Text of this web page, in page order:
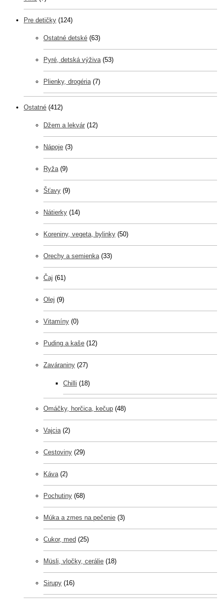
Pre detičky (124)
Ostatné detské (63)
Pyré, detská výživa (53)
Plienky, drogéria (7)
Ostatné (412)
Džem a lekvár (12)
Nápoje (3)
Ryža (9)
Šťavy (9)
Nátierky (14)
Koreniny, vegeta, bylinky (50)
Orechy a semienka (33)
Čaj (61)
Olej (9)
Vitamíny (0)
Puding a kaše (12)
Zaváraniny (27)
Chilli (18)
Omáčky, horčica, kečup (48)
Vajcia (2)
Cestoviny (29)
Káva (2)
Pochutiny (68)
Múka a zmes na pečenie (3)
Cukor, med (25)
Müsli, vločky, cerálie (18)
Sirupy (16)